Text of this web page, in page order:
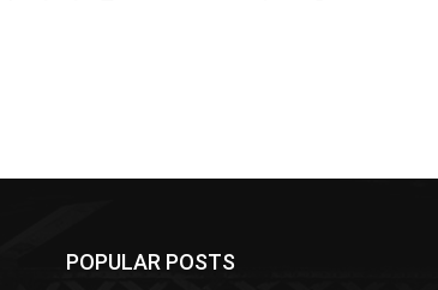
POPULAR POSTS